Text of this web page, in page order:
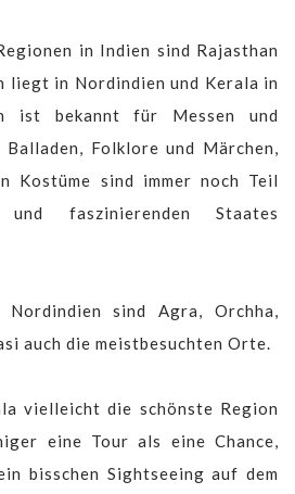
in Indien sind Rajasthan
liegt in Nordindien und Kerala in
ist bekannt für Messen und
Folklore und Märchen,
Kostüme sind immer noch Teil
faszinierenden Staates
sind Agra, Orchha,
auch die meistbesuchten Orte.
vielleicht die schönste Region
eine Tour als eine Chance,
bisschen Sightseeing auf dem